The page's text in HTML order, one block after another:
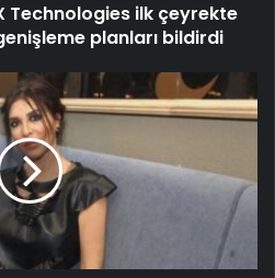
Technologies ilk çeyrekte
planları bildirdi